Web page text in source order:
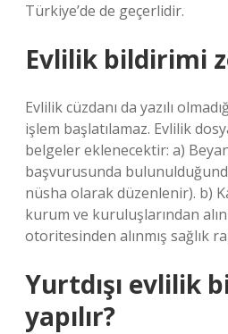
Türkiye’de de geçerlidir.
Evlilik bildirimi
Evlilik cüzdanı da yazılı
işlem başlatılamaz. Evlilik
belgeler eklenecektir: a)
başvurusunda
nüsha olarak düzenlenir). b)
kurum ve kuruluşlarından
otoritesinden alınmış sağlık
Yurtdışı evlilik
yapılır?